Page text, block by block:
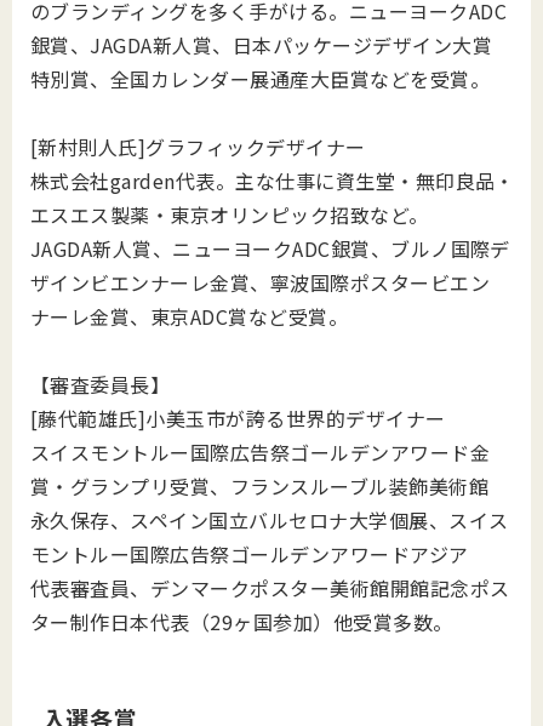
のブランディングを多く手がける。ニューヨークADC
銀賞、JAGDA新人賞、日本パッケージデザイン大賞
特別賞、全国カレンダー展通産大臣賞などを受賞。
[新村則人氏]グラフィックデザイナー
株式会社garden代表。主な仕事に資生堂・無印良品・
エスエス製薬・東京オリンピック招致など。
JAGDA新人賞、ニューヨークADC銀賞、ブルノ国際デ
ザインビエンナーレ金賞、寧波国際ポスタービエン
ナーレ金賞、東京ADC賞など受賞。
【審査委員長】
[藤代範雄氏]小美玉市が誇る世界的デザイナー
スイスモントルー国際広告祭ゴールデンアワード金
賞・グランプリ受賞、フランスルーブル装飾美術館
永久保存、スペイン国立バルセロナ大学個展、スイス
モントルー国際広告祭ゴールデンアワードアジア
代表審査員、デンマークポスター美術館開館記念ポス
ター制作日本代表（29ヶ国参加）他受賞多数。
入選各賞